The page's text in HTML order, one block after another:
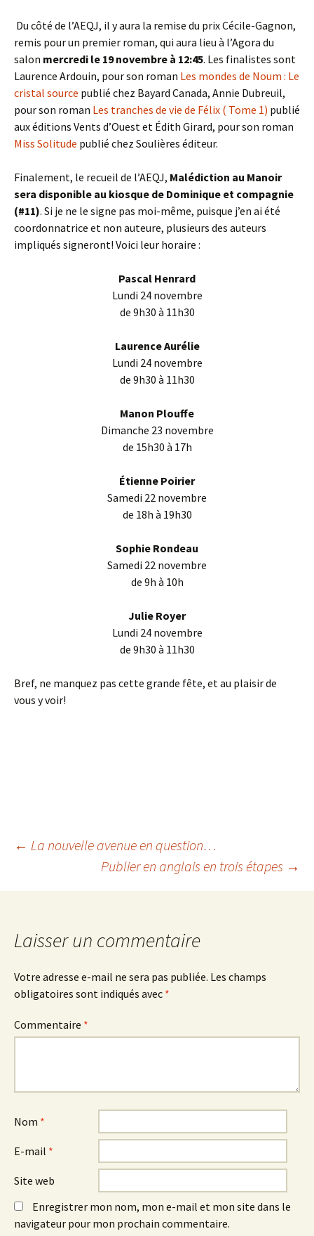
Du côté de l’AEQJ, il y aura la remise du prix Cécile-Gagnon,
remis pour un premier roman, qui aura lieu à l’Agora du
salon mercredi le 19 novembre à 12:45. Les finalistes sont
Laurence Ardouin, pour son roman Les mondes de Noum : Le
cristal source publié chez Bayard Canada, Annie Dubreuil,
pour son roman Les tranches de vie de Félix ( Tome 1) publié
aux éditions Vents d’Ouest et Édith Girard, pour son roman
Miss Solitude publié chez Soulières éditeur.
Finalement, le recueil de l’AEQJ, Malédiction au Manoir
sera disponible au kiosque de Dominique et compagnie
(#11). Si je ne le signe pas moi-même, puisque j’en ai été
coordonnatrice et non auteure, plusieurs des auteurs
impliqués signeront! Voici leur horaire :
Pascal Henrard
Lundi 24 novembre
de 9h30 à 11h30
Laurence Aurélie
Lundi 24 novembre
de 9h30 à 11h30
Manon Plouffe
Dimanche 23 novembre
de 15h30 à 17h
Étienne Poirier
Samedi 22 novembre
de 18h à 19h30
Sophie Rondeau
Samedi 22 novembre
de 9h à 10h
Julie Royer
Lundi 24 novembre
de 9h30 à 11h30
Bref, ne manquez pas cette grande fête, et au plaisir de
vous y voir!
Navigation
des
articles
← La nouvelle avenue en question…
Publier en anglais en trois étapes →
Laisser un commentaire
Votre adresse e-mail ne sera pas publiée. Les champs
obligatoires sont indiqués avec *
Commentaire *
Nom *
E-mail *
Site web
Enregistrer mon nom, mon e-mail et mon site dans le
navigateur pour mon prochain commentaire.